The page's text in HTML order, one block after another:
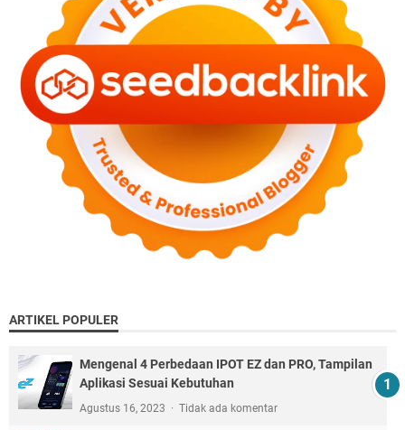
ARTIKEL POPULER
Mengenal 4 Perbedaan IPOT EZ dan PRO, Tampilan
Aplikasi Sesuai Kebutuhan
Agustus 16, 2023 Tidak ada komentar